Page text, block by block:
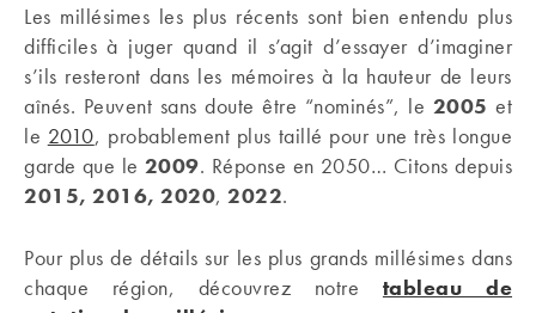
Les millésimes les plus récents sont bien entendu plus
difficiles à juger quand il s’agit d’essayer d’imaginer
s’ils resteront dans les mémoires à la hauteur de leurs
aînés. Peuvent sans doute être “nominés”, le 2005 et
le 2010, probablement plus taillé pour une très longue
garde que le 2009. Réponse en 2050… Citons depuis
2015, 2016, 2020, 2022.
Pour plus de détails sur les plus grands millésimes dans
chaque région, découvrez notre tableau de